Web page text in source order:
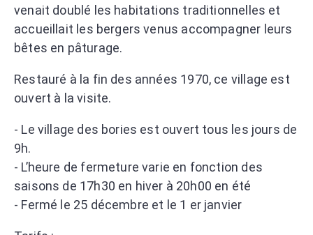
venait doublé les habitations traditionnelles et
accueillait les bergers venus accompagner leurs
bêtes en pâturage.
Restauré à la fin des années 1970, ce village est
ouvert à la visite.
- Le village des bories est ouvert tous les jours de
9h.
- L’heure de fermeture varie en fonction des
saisons de 17h30 en hiver à 20h00 en été
- Fermé le 25 décembre et le 1 er janvier